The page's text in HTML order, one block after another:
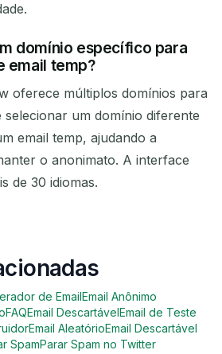
domínio específico para
email temp?
oferece múltiplos domínios para
selecionar um domínio diferente
email temp, ajudando a
o anonimato. A interface
de 30 idiomas.
de EmailEmail Anônimo
FAQEmail DescartávelEmail de Teste
Email AleatórioEmail Descartável
SpamParar Spam no Twitter